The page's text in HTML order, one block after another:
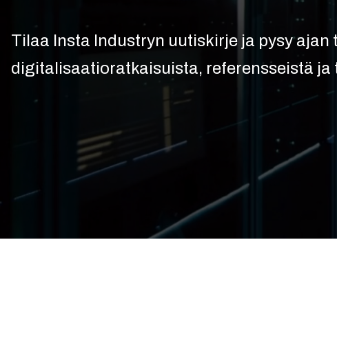
Tilaa Insta Industryn uutiskirje ja pysy
digitalisaatioratkaisuista, referensseistä ja